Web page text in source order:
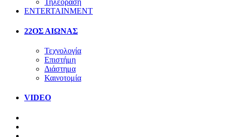
Τηλεόραση
ENTERTAINMENT
22ΟΣ ΑΙΩΝΑΣ
Τεχνολογία
Επιστήμη
Διάστημα
Καινοτομία
VIDEO